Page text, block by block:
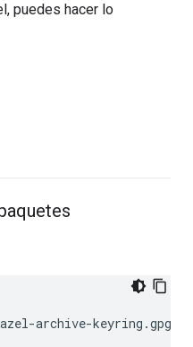
puedes hacer lo
archive-keyring.gpg